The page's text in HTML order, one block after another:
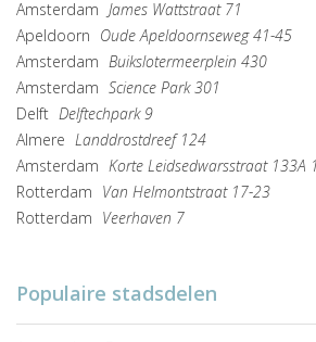
Amsterdam James Wattstraat 71
Apeldoorn Oude Apeldoornseweg 41-45
Amsterdam Buikslotermeerplein 430
Amsterdam Science Park 301
Delft Delftechpark 9
Almere Landdrostdreef 124
Amsterdam Korte Leidsedwarsstraat 133A
Rotterdam Van Helmontstraat 17-23
Rotterdam Veerhaven 7
Populaire stadsdelen